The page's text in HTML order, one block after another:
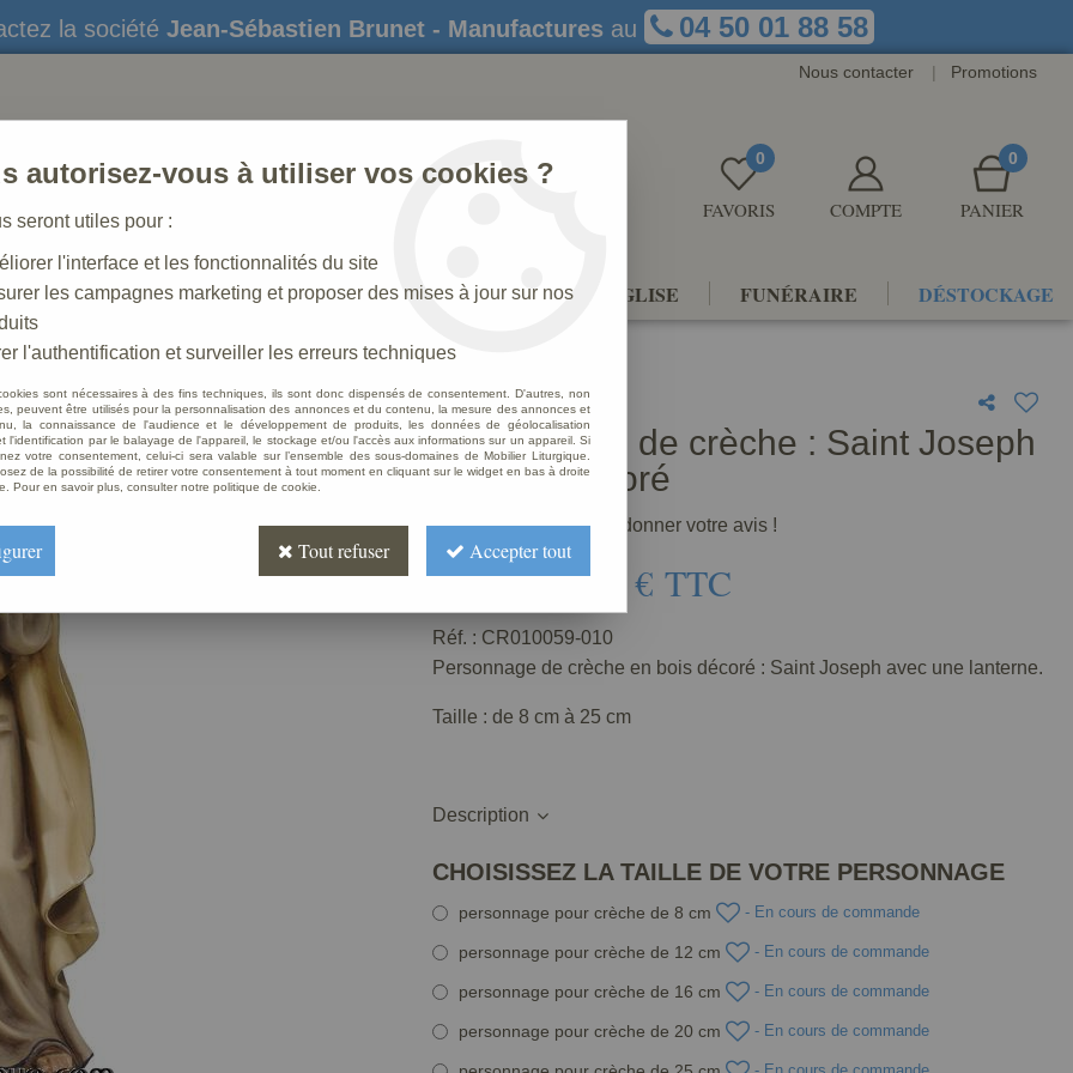
la société Jean-Sébastien Brunet - Manufactures au 04 50 01 88 58
Nous contacter | Promotions
0
FAVORIS COMPTE
0
PANIER
STATUES CRÈCHES DE NOËL AMÉNAGEMENTS D'ÉGLISE FUNÉRAIRE DÉSTOCKAGE
décoré >Personnage de crèche : Saint Joseph en bois décoré
Personnage de crèche : Saint Joseph
en bois décoré
Soyez le premier à donner votre avis !
52,56 € TTC
Réf. : CR010059-010
Personnage de crèche en bois décoré : Saint Joseph avec une lanterne.
Taille : de 8 cm à 25 cm
Description
CHOISISSEZ LA TAILLE DE VOTRE PERSONNAGE
personnage pour crèche de 8 cm - En cours de commande
personnage pour crèche de 12 cm - En cours de commande
personnage pour crèche de 16 cm - En cours de commande
personnage pour crèche de 20 cm - En cours de commande
autorisez-vous à utiliser vos cookies ?
seront utiles pour :
l'interface et les fonctionnalités du site
les campagnes marketing et proposer des mises à jour sur nos
l'authentification et surveiller les erreurs techniques
sont nécessaires à des fins techniques, ils sont donc dispensés de consentement. D'autres, non
peuvent être utilisés pour la personnalisation des annonces et du contenu, la mesure des annonces et
la connaissance de l'audience et le développement de produits, les données de géolocalisation
l'identification par le balayage de l'appareil, le stockage et/ou l'accès aux informations sur un appareil. Si
votre consentement, celui-ci sera valable sur l’ensemble des sous-domaines de Mobilier Liturgique.
de la possibilité de retirer votre consentement à tout moment en cliquant sur le widget en bas à droite
Pour en savoir plus, consulter notre politique de cookie.
Tout refuser Accepter tout